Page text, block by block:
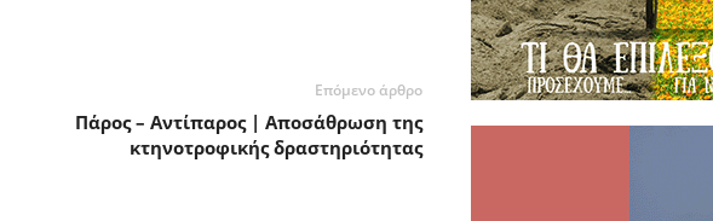
Επόμενο άρθρο
Πάρος – Αντίπαρος | Αποσάθρωση της
κτηνοτροφικής δραστηριότητας